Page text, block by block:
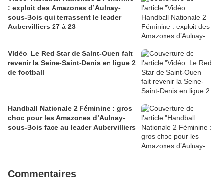
: exploit des Amazones d’Aulnay-
sous-Bois qui terrassent le leader
Aubervilliers 27 à 23
Vidéo. Le Red Star de Saint-Ouen fait
revenir la Seine-Saint-Denis en ligue 2
de football
Handball Nationale 2 Féminine : gros
choc pour les Amazones d’Aulnay-
sous-Bois face au leader Aubervilliers
Commentaires